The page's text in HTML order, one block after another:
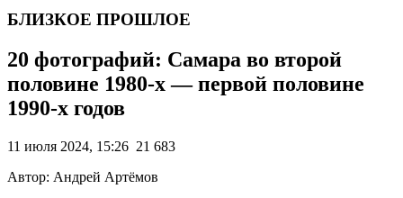
БЛИЗКОЕ ПРОШЛОЕ
20 фотографий: Самара во второй
половине 1980-х — первой половине
1990-х годов
11 июля 2024, 15:26 21 683
Автор: Андрей Артёмов